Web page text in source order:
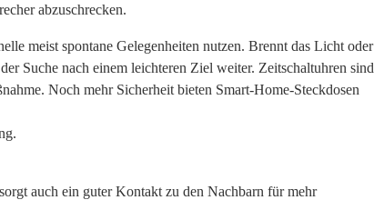
abzuschrecken.
meist spontane Gelegenheiten nutzen. Brennt das Licht oder
Suche nach einem leichteren Ziel weiter. Zeitschaltuhren sind
Noch mehr Sicherheit bieten Smart-Home-Steckdosen
auch ein guter Kontakt zu den Nachbarn für mehr